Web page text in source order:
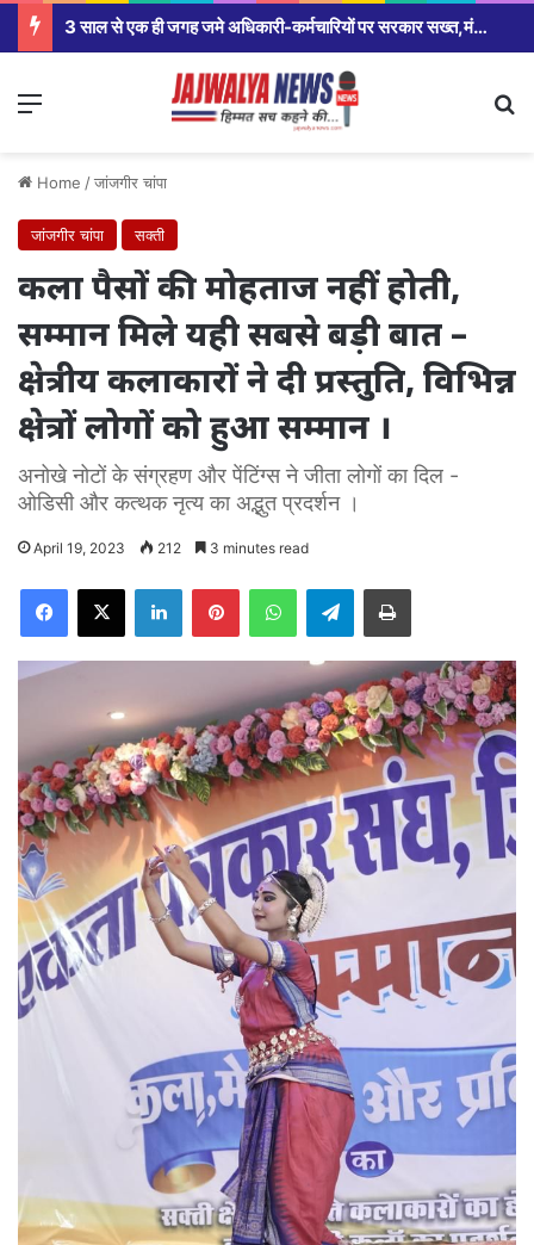
3 साल से एक ही जगह जमे अधिकारी-कर्मचारियों पर सरकार सख्त,मंत्रालय से कलेक्टर कार्यालय से लेकर विभागीय अधिकारियों तक होंगे तबादले।
Menu
Home /जांजगीर चांपा
जांजगीर चांपा सक्ती
कला पैसों की मोहताज नहीं होती,
सम्मान मिले यही सबसे बड़ी बात –
क्षेत्रीय कलाकारों ने दी प्रस्तुति, विभिन्न
क्षेत्रों लोगों को हुआ सम्मान ।
अनोखे नोटों के संग्रहण और पेंटिंग्स ने जीता लोगों का दिल -
ओडिसी और कत्थक नृत्य का अद्भुत प्रदर्शन ।
April 19, 2023 212 3 minutes read
Facebook
X LinkedInPinterestWhatsAppTelegramPrint